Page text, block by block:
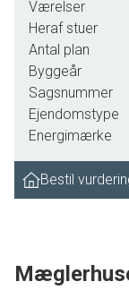
Fremstår pænt
tagrender fra
moderniseret
Indretningen i
med fjernvarme
vaskemaskine/
en rummelig
terrassen, et
Værelser
Heraf stuer
Antal plan
Byggeår
Sagsnummer
Ejendomstype
Energimærke
Bestil